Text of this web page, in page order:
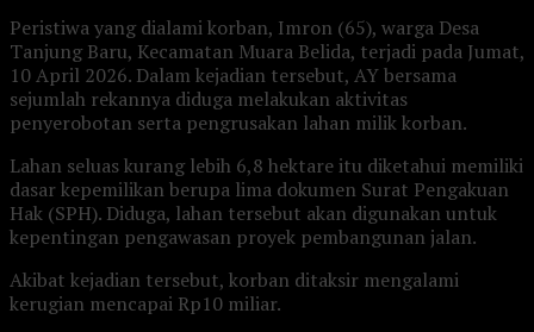
Peristiwa yang dialami korban, Imron (65), warga Desa
Tanjung Baru, Kecamatan Muara Belida, terjadi pada Jumat,
10 April 2026. Dalam kejadian tersebut, AY bersama
sejumlah rekannya diduga melakukan aktivitas
penyerobotan serta pengrusakan lahan milik korban.
Lahan seluas kurang lebih 6,8 hektare itu diketahui memiliki
dasar kepemilikan berupa lima dokumen Surat Pengakuan
Hak (SPH). Diduga, lahan tersebut akan digunakan untuk
kepentingan pengawasan proyek pembangunan jalan.
Akibat kejadian tersebut, korban ditaksir mengalami
kerugian mencapai Rp10 miliar.